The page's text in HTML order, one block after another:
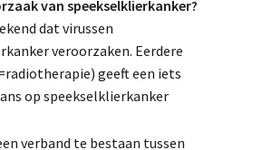
van speekselklierkanker?
dat virussen
veroorzaken. Eerdere
geeft een iets
op speekselklierkanker
verband te bestaan tussen